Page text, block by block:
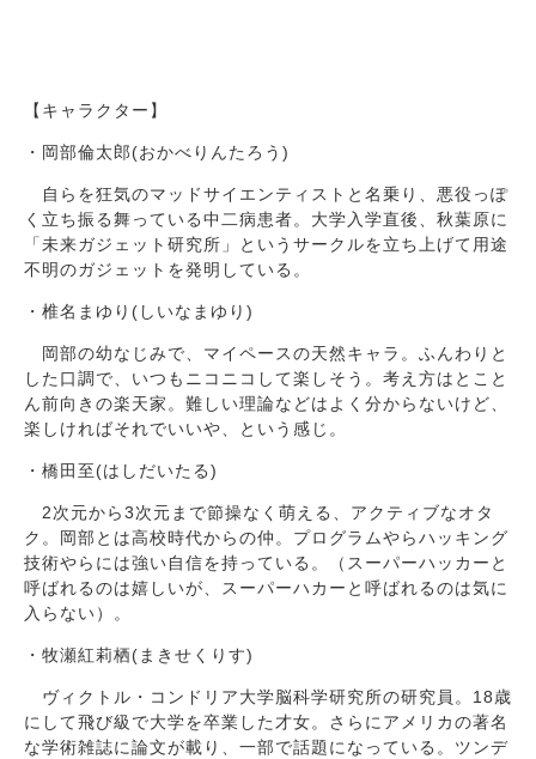
【キャラクター】
・岡部倫太郎(おかべりんたろう)
自らを狂気のマッドサイエンティストと名乗り、悪役っぽ
く立ち振る舞っている中二病患者。大学入学直後、秋葉原に
「未来ガジェット研究所」というサークルを立ち上げて用途
不明のガジェットを発明している。
・椎名まゆり(しいなまゆり)
岡部の幼なじみで、マイペースの天然キャラ。ふんわりと
した口調で、いつもニコニコして楽しそう。考え方はとこと
ん前向きの楽天家。難しい理論などはよく分からないけど、
楽しければそれでいいや、という感じ。
・橋田至(はしだいたる)
2次元から3次元まで節操なく萌える、アクティブなオタ
ク。岡部とは高校時代からの仲。プログラムやらハッキング
技術やらには強い自信を持っている。（スーパーハッカーと
呼ばれるのは嬉しいが、スーパーハカーと呼ばれるのは気に
入らない）。
・牧瀬紅莉栖(まきせくりす)
ヴィクトル・コンドリア大学脳科学研究所の研究員。18歳
にして飛び級で大学を卒業した才女。さらにアメリカの著名
な学術雑誌に論文が載り、一部で話題になっている。ツンデ